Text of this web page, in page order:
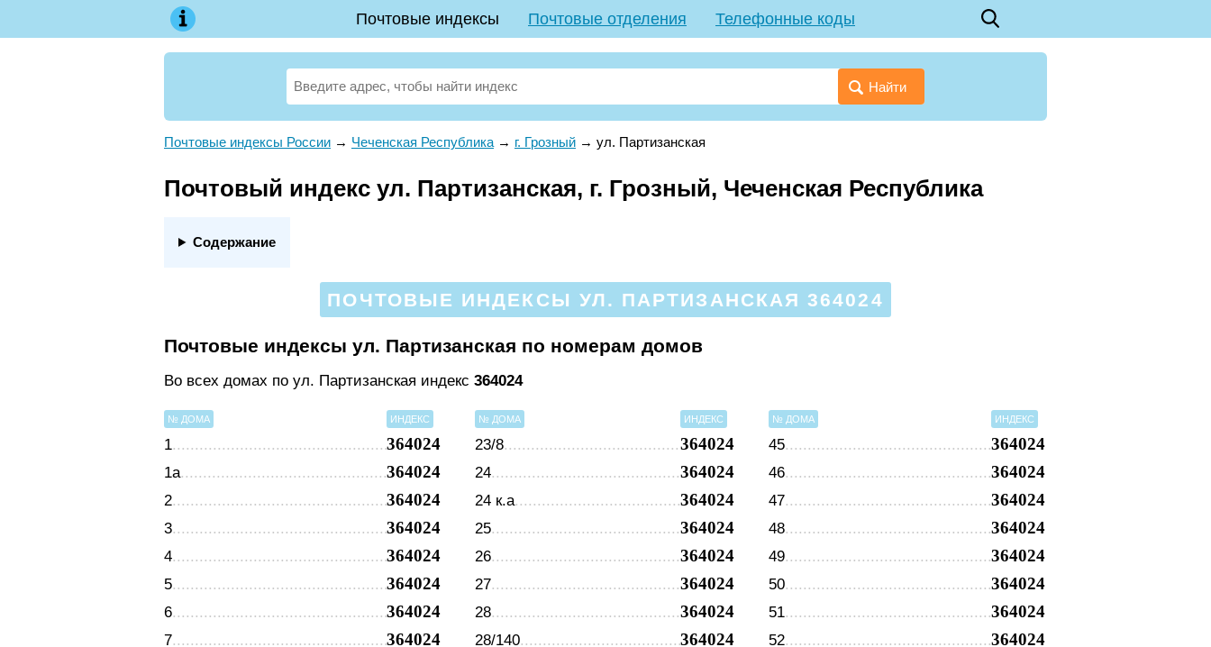
Почтовые индексы Почтовые отделения Телефонные коды
Найти
Почтовые индексы России → Чеченская Республика → г. Грозный → ул. Партизанская
Почтовый индекс ул. Партизанская, г. Грозный, Чеченская Республика
Содержание
ПОЧТОВЫЕ ИНДЕКСЫ УЛ. ПАРТИЗАНСКАЯ 364024
Почтовые индексы ул. Партизанская по номерам домов
Во всех домах по ул. Партизанская индекс 364024
№ ДОМА ИНДЕКС
1 364024
1а 364024
2 364024
3 364024
4 364024
5 364024
6 364024
7 364024
№ ДОМА ИНДЕКС
23/8 364024
24 364024
24 к.а 364024
25 364024
26 364024
27 364024
28 364024
28/140 364024
№ ДОМА ИНДЕКС
45 364024
46 364024
47 364024
48 364024
49 364024
50 364024
51 364024
52 364024